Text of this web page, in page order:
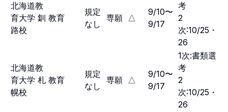
北海道教
育大学 釧
路校
教育
規定
なし
専願 △
9/10〜
9/17
考
2
次:10/25・
26
北海道教
育大学 札
幌校
教育
規定
なし
専願 △
9/10〜
9/17
1次:書類選
考
2
次:10/25・
26